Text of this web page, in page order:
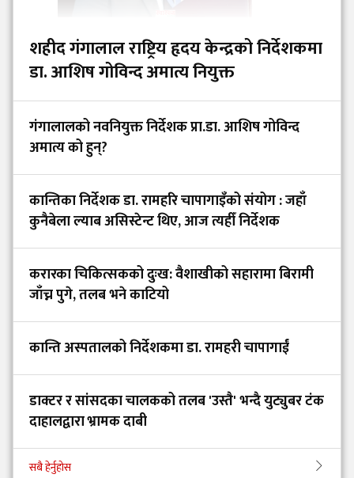
शहीद गंगालाल राष्ट्रिय हृदय केन्द्रको निर्देशकमा
डा. आशिष गोविन्द अमात्य नियुक्त
गंगालालको नवनियुक्त निर्देशक प्रा.डा. आशिष गोविन्द
अमात्य को हुन्?
कान्तिका निर्देशक डा. रामहरि चापागाइँको संयोग : जहाँ
कुनैबेला ल्याब असिस्टेन्ट थिए, आज त्यहीँ निर्देशक
करारका चिकित्सकको दुःख: वैशाखीको सहारामा बिरामी
जाँच्न पुगे, तलब भने काटियो
कान्ति अस्पतालको निर्देशकमा डा. रामहरी चापागाईं
डाक्टर र सांसदका चालकको तलब 'उस्तै' भन्दै युट्युबर टंक
दाहालद्वारा भ्रामक दाबी
सबै हेर्नुहोस